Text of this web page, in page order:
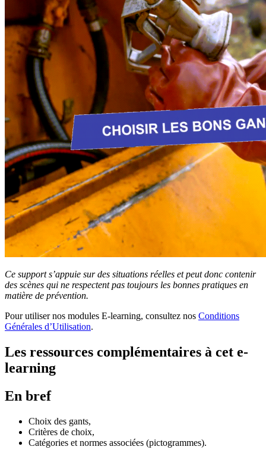
Ce support s’appuie sur des situations réelles et peut donc contenir
des scènes qui ne respectent pas toujours les bonnes pratiques en
matière de prévention.
Pour utiliser nos modules E-learning, consultez nos Conditions
Générales d’Utilisation.
Les ressources complémentaires à cet e-
learning
En bref
Choix des gants,
Critères de choix,
Catégories et normes associées (pictogrammes).